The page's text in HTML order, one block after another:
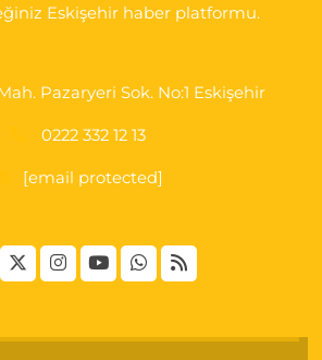
Eskişehir haber platformu.
Pazaryeri Sok. No:1 Eskişehir
0222 332 12 13
[email protected]